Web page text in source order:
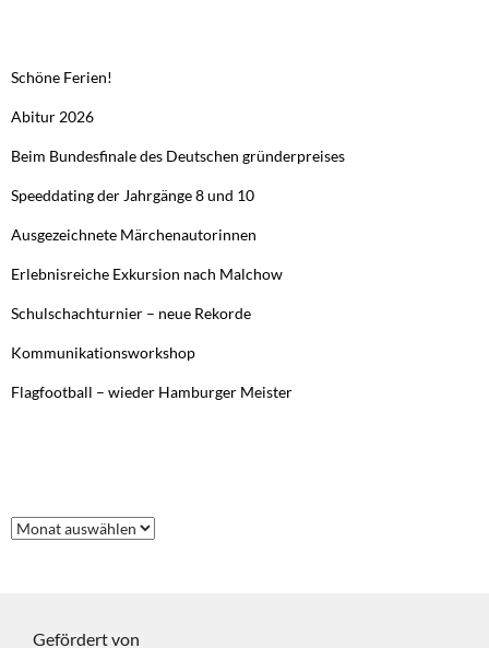
Schöne Ferien!
Abitur 2026
Beim Bundesfinale des Deutschen gründerpreises
Speeddating der Jahrgänge 8 und 10
Ausgezeichnete Märchenautorinnen
Erlebnisreiche Exkursion nach Malchow
Schulschachturnier – neue Rekorde
Kommunikationsworkshop
Flagfootball – wieder Hamburger Meister
Frühere
Beiträge
Gefördert von